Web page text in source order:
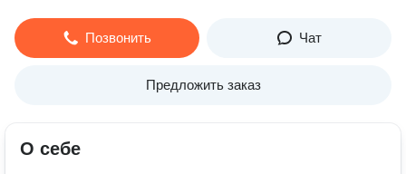
Позвонить Чат
Предложить заказ
О себе